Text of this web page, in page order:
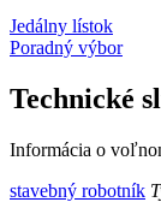
Jedálny lístok
Poradný výbor
Technické
Informácia o
stavebný robotník